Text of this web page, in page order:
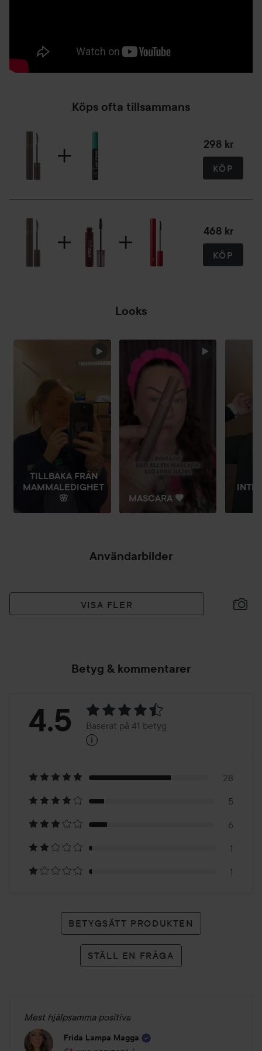
Köps ofta tillsammans
298 kr
KÖP
468 kr
KÖP
Looks
HOPPA ÖVER SEKTIONEN
TILLBAKA FRÅN
MAMMALEDIGHET
🌸
MASCARA 🤎
INTE
Användarbilder
VISA FLER
Betyg & kommentarer
Betyg:
Baserat
på
41
betyg
4.5 Baserat på 41 betyg
i
28
5
6
1
1
BETYGSÄTT PRODUKTEN
STÄLL EN FRÅGA
Mest hjälpsamma positiva
Frida Lampa Magga